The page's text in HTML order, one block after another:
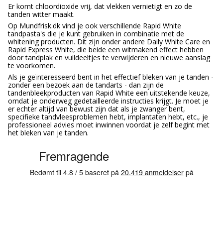
Er komt chloordioxide vrij, dat vlekken vernietigt en zo de
tanden witter maakt.
Op Mundfrisk.dk vind je ook verschillende Rapid White
tandpasta's die je kunt gebruiken in combinatie met de
whitening producten. Dit zijn onder andere Daily White Care en
Rapid Express White, die beide een witmakend effect hebben
door tandplak en vuildeeltjes te verwijderen en nieuwe aanslag
te voorkomen.
Als je geïnteresseerd bent in het effectief bleken van je tanden -
zonder een bezoek aan de tandarts - dan zijn de
tandenbleekproducten van Rapid White een uitstekende keuze,
omdat je onderweg gedetailleerde instructies krijgt. Je moet je
er echter altijd van bewust zijn dat als je zwanger bent,
specifieke tandvleesproblemen hebt, implantaten hebt, etc., je
professioneel advies moet inwinnen voordat je zelf begint met
het bleken van je tanden.